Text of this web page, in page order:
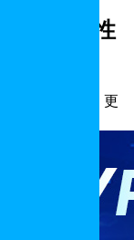
路速度和性
11:50:42
更